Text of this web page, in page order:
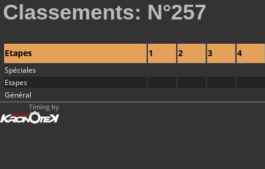
Classements: N°257
Etapes 1 2 3 4
Spéciales
Etapes
Général
Timing by